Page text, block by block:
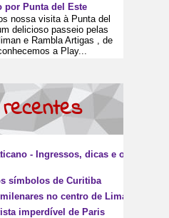
por Punta del Este
nossa visita à Punta del
delicioso passeio pelas
e Rambla Artigas , de
a Play...
- Ingressos, dicas e o
símbolos de Curitiba
no centro de Lima
imperdível de Paris